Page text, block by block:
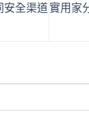
安全渠道實用家